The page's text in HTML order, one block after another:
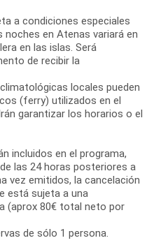
a condiciones especiales
noches en Atenas variará en
en las islas. Será
de recibir la
locales pueden
(ferry) utilizados en el
garantizar los horarios o el
incluidos en el programa,
las 24 horas posteriores a
vez emitidos, la cancelación
está sujeta a una
(aprox 80€ total neto por
de sólo 1 persona.